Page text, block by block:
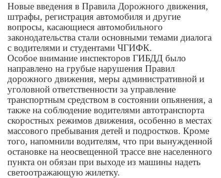
Новые введения в Правила Дорожного движения,
штрафы, регистрация автомобиля и другие
вопросы, касающиеся автомобильного
законодательства стали основными темами диалога
с водителями и студентами ЧГИФК.
Особое внимание инспекторов ГИБДД было
направлено на грубые нарушения Правил
дорожного движения, меры административной и
уголовной ответственности за управление
транспортным средством в состоянии опьянения, а
также на соблюдение водителями автотранспорта
скоростных режимов движения, особенно в местах
массового пребывания детей и подростков. Кроме
того, напомнили водителям, что при вынужденной
остановке на неосвещенной трассе вне населенного
пункта он обязан при выходе из машины надеть
светоотражающую жилетку.